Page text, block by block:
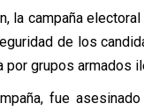
la campaña
de los
grupos armados
fue